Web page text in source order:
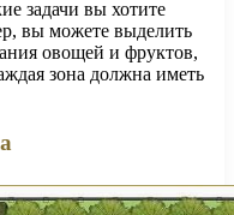
задачи вы хотите
вы можете выделить
овощей и фруктов,
зона должна иметь